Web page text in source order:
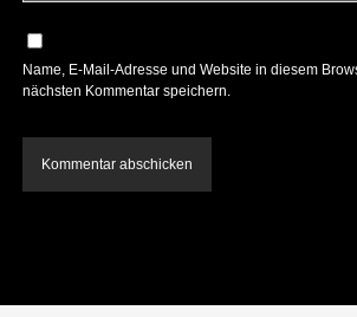
Name, E-Mail-Adresse und Website in diesem
nächsten Kommentar speichern.